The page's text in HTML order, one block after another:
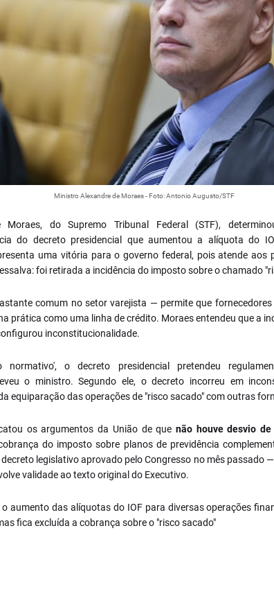
Ministro Alexandre de Moraes - Foto: Antonio Augusto/STF
Moraes, do Supremo Tribunal Federal (STF),
do decreto presidencial que aumentou a alíquota do
uma vitória para o governo federal, pois atende aos
foi retirada a incidência do imposto sobre o chamado
comum no setor varejista — permite que
prática como uma linha de crédito. Moraes entendeu que a
inconstitucionalidade.
normativo', o decreto presidencial pretendeu
o ministro. Segundo ele, o decreto incorreu em
equiparação das operações de "risco sacado" com outras
os argumentos da União de que não houve desvio
do imposto sobre planos de previdência
legislativo aprovado pelo Congresso no mês passado
validade ao texto original do Executivo.
o aumento das alíquotas do IOF para diversas operações
fica excluída a cobrança sobre o "risco sacado"